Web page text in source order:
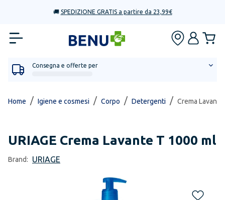
🚚 SPEDIZIONE GRATIS a partire da 23,99€
Consegna e offerte per
Home / Igiene e cosmesi / Corpo / Detergenti / Crema
URIAGE Crema Lavante T 1000 ml
Brand: URIAGE